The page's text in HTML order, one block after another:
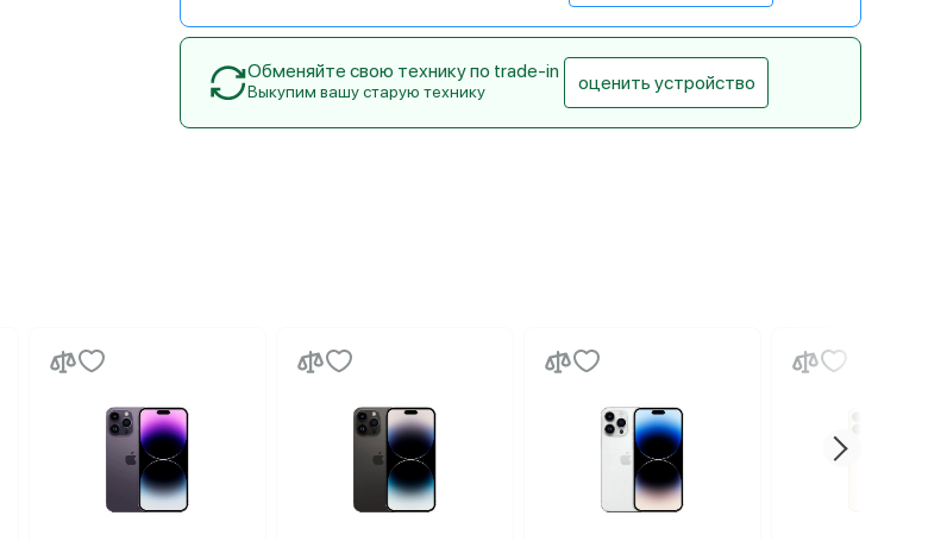
Обменяйте свою технику по trade-in
Выкупим вашу старую технику оценить устройство